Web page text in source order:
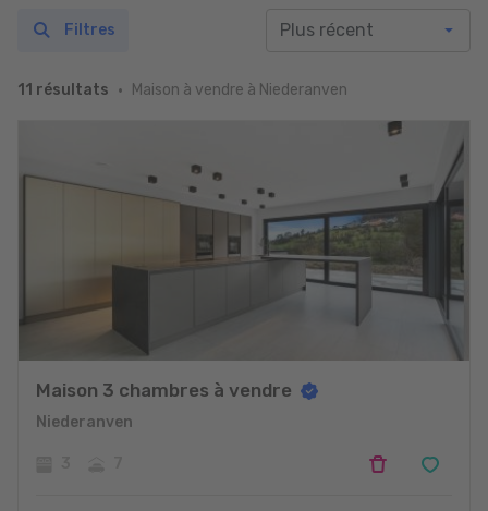
11 résultats Maison à vendre à Niederanven
Filtres
Maison 3 chambres à vendre
Niederanven